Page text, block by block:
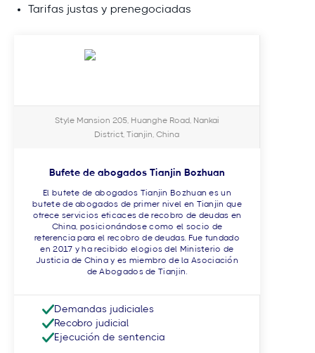
Tarifas justas y prenegociadas
Style Mansion 205, Huanghe Road, Nankai
District, Tianjin, China
Bufete de abogados Tianjin Bozhuan
El bufete de abogados Tianjin Bozhuan es un
bufete de abogados de primer nivel en Tianjin que
ofrece servicios eficaces de recobro de deudas en
China, posicionándose como el socio de
referencia para el recobro de deudas. Fue fundado
en 2017 y ha recibido elogios del Ministerio de
Justicia de China y es miembro de la Asociación
de Abogados de Tianjin.
Demandas judiciales
Recobro judicial
Ejecución de sentencia